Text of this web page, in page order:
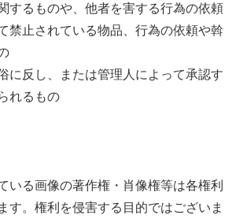
するものや、他者を害する行為の依頼
禁止されている物品、行為の依頼や斡
に反し、または管理人によって承認す
れるもの
いる画像の著作権・肖像権等は各権利
す。権利を侵害する目的ではございま